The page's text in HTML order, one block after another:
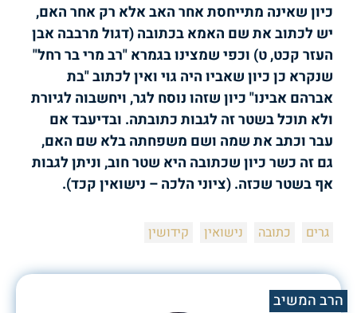
כיון שאינה מתייחסת אחר האב אלא רק אחר האם,
יש לכתוב את שם האמא בכתובה (דגול מרבבה אבן
העזר קכט, ט) וכפי שמצינו בגמרא "רב מרי בר רחל"
שנקרא כן כיון שאביו היה גוי ואין לכתוב "בת
אברהם אבינו" כיון שזהו נוסח לגר, ויחשבוה לגיורת
ולא תוכל בשטר זה לגבות כתובתה. ובדיעבד אם
עבר וכתב את שמה ושם משפחתה בלא שם האם,
גם זה כשר כיון שכתובה היא שטר חוב, וניתן לגבות
אף בשטר שכזה. (ציוני הלכה – נישואין קכד).
גרים כתובה נישואין קידושין
הרב המשיב